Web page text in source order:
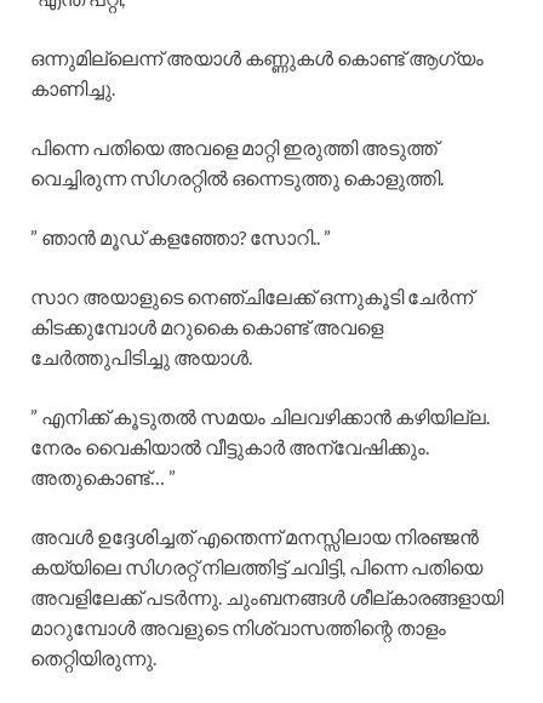
ഒന്നുമില്ലെന്ന് അയാൾ കണ്ണുകൾ കൊണ്ട് ആഗ്യം
കാണിച്ചു.
പിന്നെ പതിയെ അവളെ മാറ്റി ഇരുത്തി അടുത്ത്
വെച്ചിരുന്ന സിഗരറ്റിൽ ഒന്നെടുത്തു കൊളുത്തി.
” ഞാൻ മൂഡ് കളഞ്ഞോ? സോറി.. ”
സാറ അയാളുടെ നെഞ്ചിലേക്ക് ഒന്നുകൂടി ചേർന്ന്
കിടക്കുമ്പോൾ മറുകൈ കൊണ്ട് അവളെ
ചേർത്തുപിടിച്ചു അയാൾ.
” എനിക്ക് കൂടുതൽ സമയം ചിലവഴിക്കാൻ കഴിയില്ല.
നേരം വൈകിയാൽ വീട്ടുകാർ അന്വേഷിക്കും.
അതുകൊണ്ട്… ”
അവൾ ഉദ്ദേശിച്ചത് എന്തെന്ന് മനസ്സിലായ നിരഞ്ജൻ
കയ്യിലെ സിഗരറ്റ് നിലത്തിട്ട് ചവിട്ടി, പിന്നെ പതിയെ
അവളിലേക്ക് പടർന്നു. ചുംബനങ്ങൾ ശീല്കാരങ്ങളായി
മാറുമ്പോൾ അവളുടെ നിശ്വാസത്തിന്റെ താളം
തെറ്റിയിരുന്നു.